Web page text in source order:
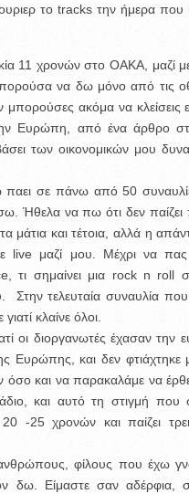
το tracks την ήμερα που
11 χρονών στο ΟΑΚΑ, μαζί
να δω μόνο από τις
ακόμα να κλείσεις
στην Ευρώπη, από ένα άρθρο
των οικονομικών μου
παει σε πάνω από 50
Ήθελα να πω ότι δεν παίζει
μάτια και τέτοια, αλλά η
live μαζί μου. Μέχρι να
τι σημαίνει μια rock n roll
Στην τελευταία συναυλία
κλαίνε όλοι.
οι διοργανωτές έχασαν την
Ευρώπης, και δεν φτιάχτηκε
και να παρακαλάμε να
και αυτό τη στιγμή που
-25 χρονών και παίζει
φίλους που έχω
δω. Είμαστε σαν αδέρφια,